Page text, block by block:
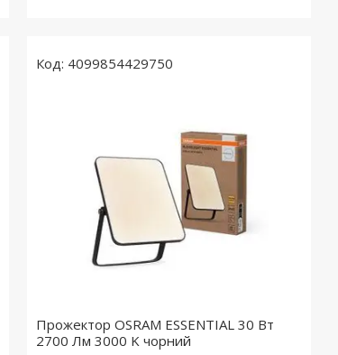
4099854429750
Прожектор OSRAM ESSENTIAL 30 Вт
2700 Лм 3000 K чорний